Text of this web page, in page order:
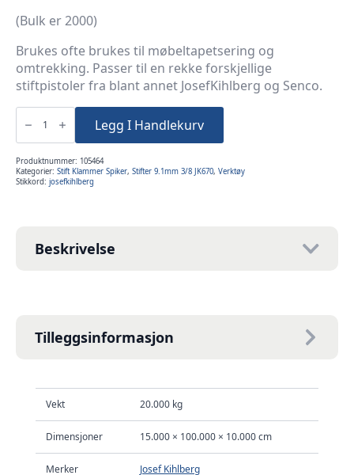
(Bulk er 2000)
Brukes ofte brukes til møbeltapetsering og
omtrekking. Passer til en rekke forskjellige
stiftpistoler fra blant annet JosefKihlberg og Senco.
Stifter
JK670-
06
200.000
Kartong
antall
Legg I Handlekurv
Produktnummer: 105464
Kategorier: Stift Klammer Spiker, Stifter 9.1mm 3/8 JK670, Verktøy
Stikkord: josefkihlberg
Beskrivelse
Tilleggsinformasjon
Vekt 20.000 kg
Dimensjoner 15.000 × 100.000 × 10.000 cm
Merker Josef Kihlberg